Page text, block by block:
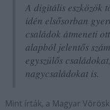
A digitális eszközök
idén elsősorban
családok átmeneti
alapból jelentős
egyszülős
nagycsaládokat is.
Mint írták, a Magyar